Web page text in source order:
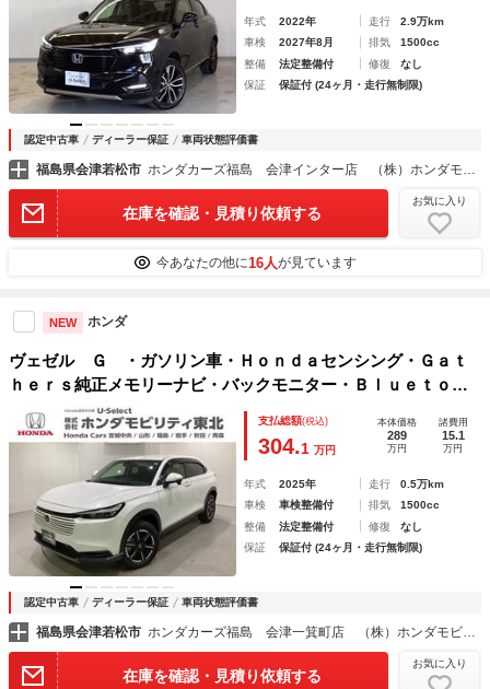
年式 2022年 走行
2.9万km
車検
2027年8月 排気
1500cc
整備
法定整備付 修復
なし
保証
保証付 (24ヶ月・走行無制限)
認定中古車 ディーラー保証 車両状態評価書
福島県会津若松市 ホンダカーズ福島 会津インター店 （株）ホンダモビリティ東北
在庫を確認・見積り依頼する
お気に入り
今あなたの他に16人が見ています
NEW ホンダ
ヴェゼル Ｇ ・ガソリン車・Ｈｏｎｄａセンシング・Ｇａｔ
ｈｅｒｓ純正メモリーナビ・バックモニター・Ｂｌｕｅｔｏｏ
ｔｈ接続・ＬＥＤヘッドライト・ＵＳＢ端子・ＥＴＣ２．０・
アルミホイール・パドルシフト・シートヒーター
支払総額(税込)
304.1 万円
本体価格
289
万円
諸費用
15.1
万円
年式 2025年 走行
0.5万km
車検
車検整備付 排気
1500cc
整備
法定整備付 修復
なし
保証
保証付 (24ヶ月・走行無制限)
認定中古車 ディーラー保証 車両状態評価書
福島県会津若松市 ホンダカーズ福島 会津一箕町店 （株）ホンダモビリティ東北
在庫を確認・見積り依頼する
お気に入り